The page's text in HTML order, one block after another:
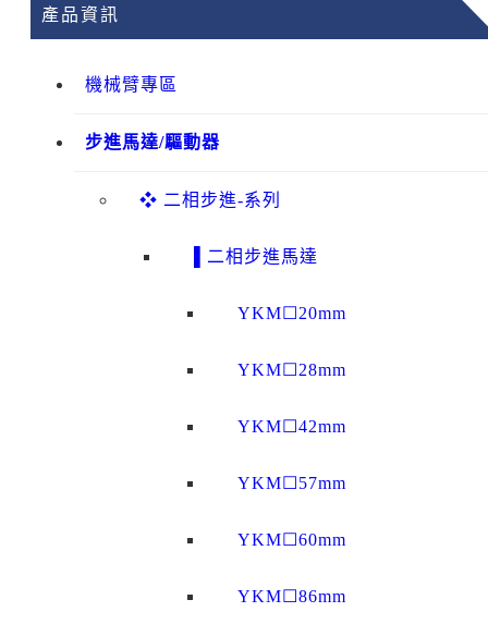
產品資訊
機械臂專區
步進馬達/驅動器
❖ 二相步進-系列
▌二相步進馬達
YKM☐20mm
YKM☐28mm
YKM☐42mm
YKM☐57mm
YKM☐60mm
YKM☐86mm